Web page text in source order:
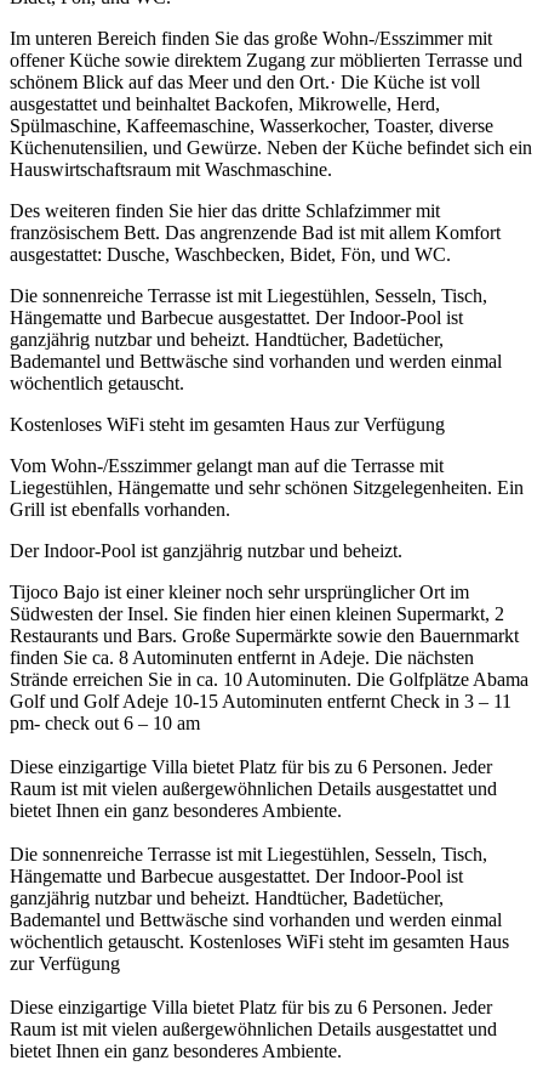
Im unteren Bereich finden Sie das große Wohn-/Esszimmer mit
offener Küche sowie direktem Zugang zur möblierten Terrasse und
schönem Blick auf das Meer und den Ort.· Die Küche ist voll
ausgestattet und beinhaltet Backofen, Mikrowelle, Herd,
Spülmaschine, Kaffeemaschine, Wasserkocher, Toaster, diverse
Küchenutensilien, und Gewürze. Neben der Küche befindet sich ein
Hauswirtschaftsraum mit Waschmaschine.
Des weiteren finden Sie hier das dritte Schlafzimmer mit
französischem Bett. Das angrenzende Bad ist mit allem Komfort
ausgestattet: Dusche, Waschbecken, Bidet, Fön, und WC.
Die sonnenreiche Terrasse ist mit Liegestühlen, Sesseln, Tisch,
Hängematte und Barbecue ausgestattet. Der Indoor-Pool ist
ganzjährig nutzbar und beheizt. Handtücher, Badetücher,
Bademantel und Bettwäsche sind vorhanden und werden einmal
wöchentlich getauscht.
Kostenloses WiFi steht im gesamten Haus zur Verfügung
Vom Wohn-/Esszimmer gelangt man auf die Terrasse mit
Liegestühlen, Hängematte und sehr schönen Sitzgelegenheiten. Ein
Grill ist ebenfalls vorhanden.
Der Indoor-Pool ist ganzjährig nutzbar und beheizt.
Tijoco Bajo ist einer kleiner noch sehr ursprünglicher Ort im
Südwesten der Insel. Sie finden hier einen kleinen Supermarkt, 2
Restaurants und Bars. Große Supermärkte sowie den Bauernmarkt
finden Sie ca. 8 Autominuten entfernt in Adeje. Die nächsten
Strände erreichen Sie in ca. 10 Autominuten. Die Golfplätze Abama
Golf und Golf Adeje 10-15 Autominuten entfernt Check in 3 – 11
pm- check out 6 – 10 am
Diese einzigartige Villa bietet Platz für bis zu 6 Personen. Jeder
Raum ist mit vielen außergewöhnlichen Details ausgestattet und
bietet Ihnen ein ganz besonderes Ambiente.
Die sonnenreiche Terrasse ist mit Liegestühlen, Sesseln, Tisch,
Hängematte und Barbecue ausgestattet. Der Indoor-Pool ist
ganzjährig nutzbar und beheizt. Handtücher, Badetücher,
Bademantel und Bettwäsche sind vorhanden und werden einmal
wöchentlich getauscht. Kostenloses WiFi steht im gesamten Haus
zur Verfügung
Diese einzigartige Villa bietet Platz für bis zu 6 Personen. Jeder
Raum ist mit vielen außergewöhnlichen Details ausgestattet und
bietet Ihnen ein ganz besonderes Ambiente.